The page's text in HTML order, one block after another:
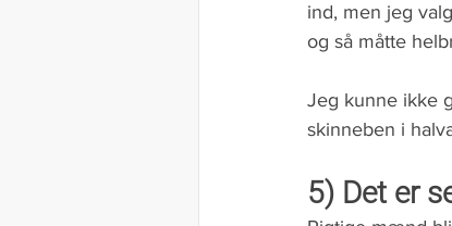
ind, men jeg
og så måtte
Jeg kunne ikke
skinneben i
5) Det er